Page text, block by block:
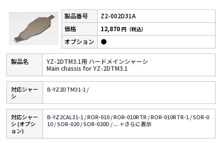
Z2-002D31A
YZ-2DTM3.1用 ハードメインシャーシ
Main chassis for YZ-2DTM3.1
12,870円（税込）
●
対応シャー
シ
B-YZ2DTM31-1 /
対応シャー
シ (オプシ
ョン)
B-YZ2CAL31-1 /ROR-010 /ROR-010RTR /ROR-010RTR-1 /SOR-0
10 /SOR-020 /SOR-020D /... ＋さらに表⽰